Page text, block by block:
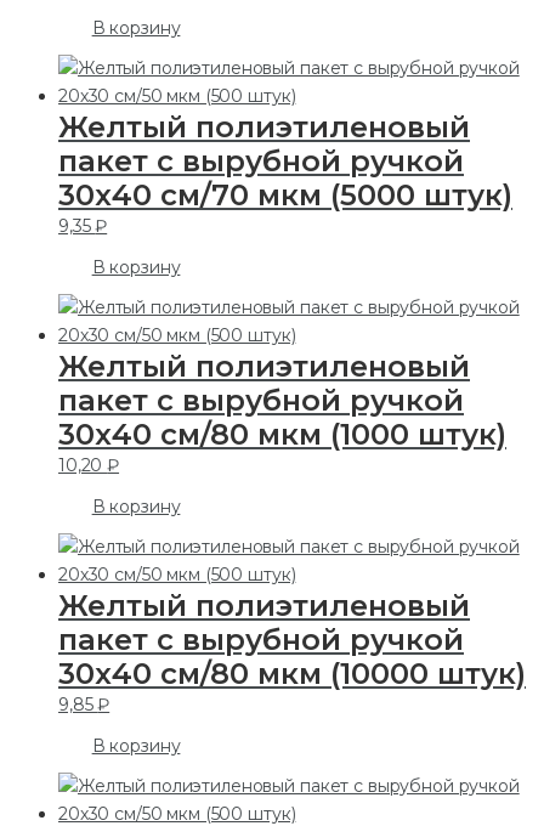
В корзину
Желтый полиэтиленовый
пакет с вырубной ручкой
30х40 см/70 мкм (5000 штук)
9,35₽
В корзину
Желтый полиэтиленовый
пакет с вырубной ручкой
30х40 см/80 мкм (1000 штук)
10,20₽
В корзину
Желтый полиэтиленовый
пакет с вырубной ручкой
30х40 см/80 мкм (10000 штук)
9,85₽
В корзину